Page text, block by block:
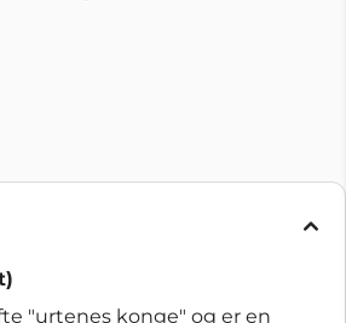
"urtenes konge" og er en